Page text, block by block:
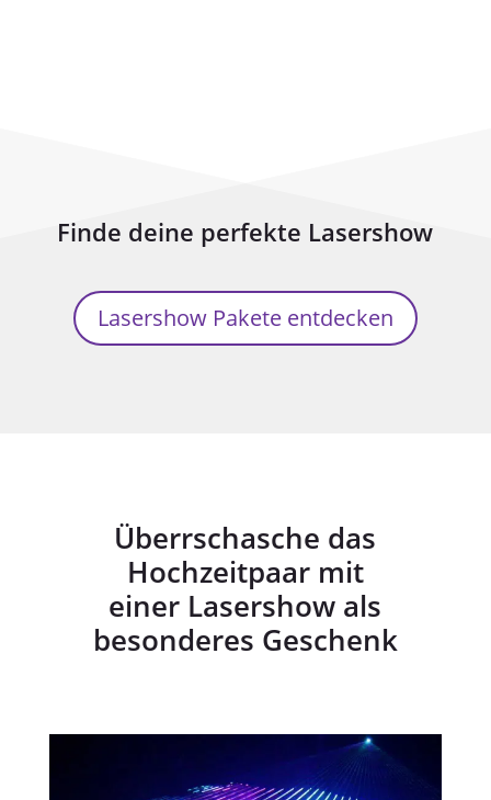
Finde deine perfekte Lasershow
Lasershow Pakete entdecken
Überrschasche das
Hochzeitpaar mit
einer Lasershow als
besonderes Geschenk